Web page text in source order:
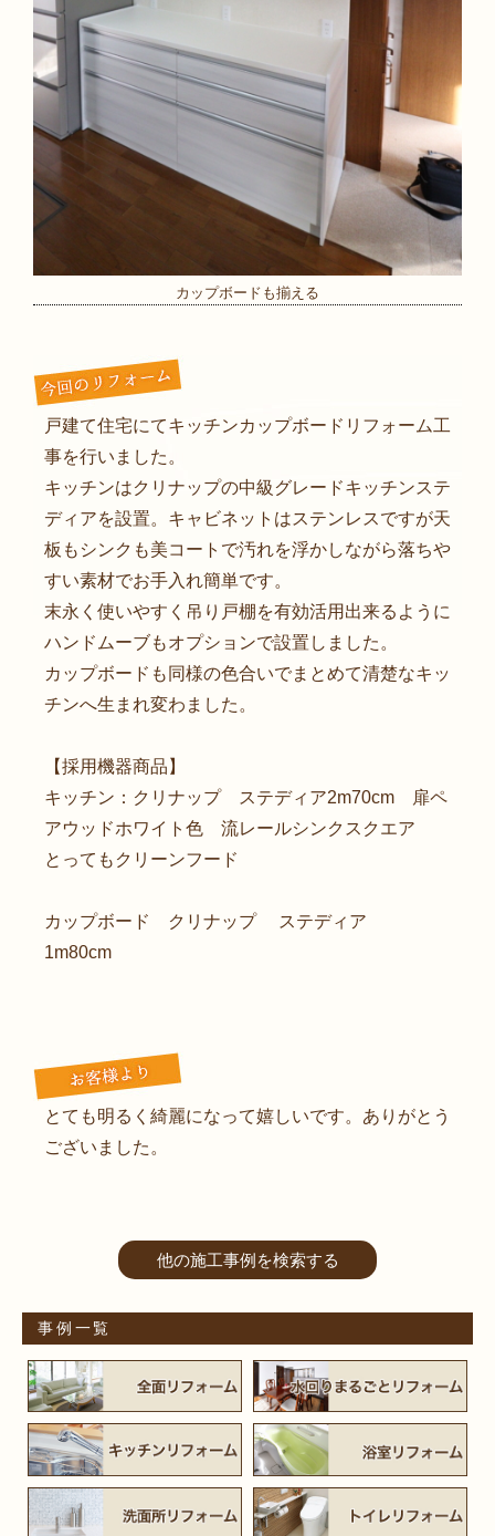
カップボードも揃える
戸建て住宅にてキッチンカップボードリフォーム工
事を行いました。
キッチンはクリナップの中級グレードキッチンステ
ディアを設置。キャビネットはステンレスですが天
板もシンクも美コートで汚れを浮かしながら落ちや
すい素材でお手入れ簡単です。
末永く使いやすく吊り戸棚を有効活用出来るように
ハンドムーブもオプションで設置しました。
カップボードも同様の色合いでまとめて清楚なキッ
チンへ生まれ変わました。
【採用機器商品】
キッチン：クリナップ ステディア2m70cm 扉ペ
アウッドホワイト色 流レールシンクスクエア
とってもクリーンフード
カップボード クリナップ ステディア
1m80cm
とても明るく綺麗になって嬉しいです。ありがとう
ございました。
他の施工事例を検索する
事例一覧